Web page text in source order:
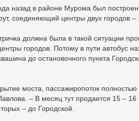
назад в районе Мурома был
соединяющий центры двух городов –
должна была в такой ситуации
городов. Потому в пути автобус
до остановочного пункта
моста, пассажиропоток
– В месяц тут продается 15 –
– до Городской.